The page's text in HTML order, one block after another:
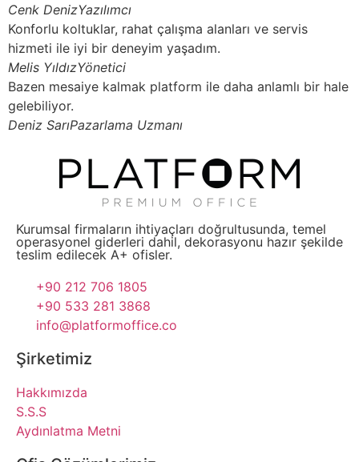
Cenk DenizYazılımcı
Konforlu koltuklar, rahat çalışma alanları ve servis
hizmeti ile iyi bir deneyim yaşadım.
Melis YıldızYönetici
Bazen mesaiye kalmak platform ile daha anlamlı bir hale
gelebiliyor.
Deniz SarıPazarlama Uzmanı
Kurumsal firmaların ihtiyaçları doğrultusunda, temel
operasyonel giderleri dahil, dekorasyonu hazır şekilde
teslim edilecek A+ ofisler.
+90 212 706 1805
+90 533 281 3868
info@platformoffice.co
Şirketimiz
Hakkımızda
S.S.S
Aydınlatma Metni